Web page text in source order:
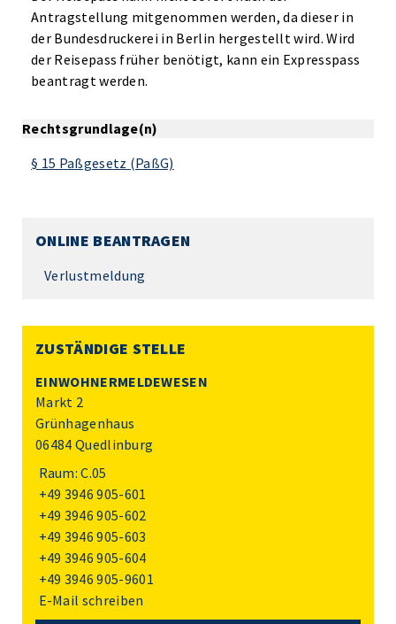
Antragstellung mitgenommen werden, da dieser in
der Bundesdruckerei in Berlin hergestellt wird. Wird
der Reisepass früher benötigt, kann ein Expresspass
beantragt werden.
Rechtsgrundlage(n)
§ 15 Paßgesetz (PaßG)
ONLINE BEANTRAGEN
Verlustmeldung
ZUSTÄNDIGE STELLE
EINWOHNERMELDEWESEN
Markt 2
Grünhagenhaus
06484 Quedlinburg
Raum: C.05
+49 3946 905-601
+49 3946 905-602
+49 3946 905-603
+49 3946 905-604
+49 3946 905-9601
E-Mail schreiben